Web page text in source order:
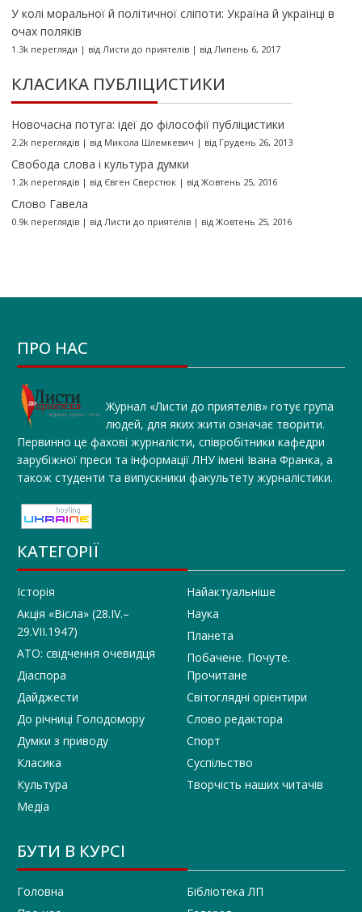
У колі моральної й політичної сліпоти: Україна й українці в
очах поляків
1.3k перегляди | від Листи до приятелів| від Липень 6, 2017
КЛАСИКА ПУБЛІЦИСТИКИ
Новочасна потуга: ідеї до філософії публіцистики
2.2k переглядів| від Микола Шлемкевич | від Грудень 26, 2013
Свобода слова і культура думки
1.2k переглядів| від Євген Сверстюк| від Жовтень 25, 2016
Слово Гавела
0.9k переглядів| від Листи до приятелів| від Жовтень 25, 2016
ПРО НАС
Журнал «Листи до приятелів» готує група
людей, для яких жити означає творити.
Первинно це фахові журналісти, співробітники кафедри
зарубіжної преси та інформації ЛНУ імені Івана Франка, а
також студенти та випускники факультету журналістики.
КАТЕГОРІЇ
Історія
Акція «Вісла» (28.IV.–
29.VII.1947)
АТО: свідчення очевидця
Діаспора
Дайджести
До річниці Голодомору
Думки з приводу
Класика
Культура
Медіа
Найактуальніше
Наука
Планета
Побачене. Почуте.
Прочитане
Світоглядні орієнтири
Слово редактора
Спорт
Суспільство
Творчість наших читачів
БУТИ В КУРСІ
Головна
Бібліотека ЛП